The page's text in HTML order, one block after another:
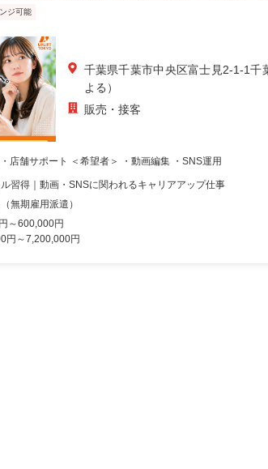
ジ可能
千葉県千葉市中央区富士見2-1-1千
よる）
販売・接客
店舗サポート ＜希望者＞ ・動画編集 ・SNS運用
習得｜動画・SNSに関われるキャリアアップ仕事
無期雇用派遣）
～600,000円
円～7,200,000円